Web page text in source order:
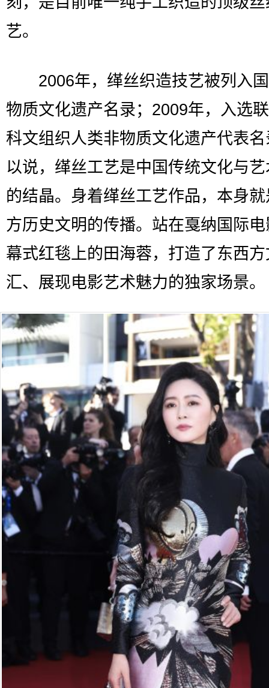
艺。
2006年，缂丝织造技艺被列入
物质文化遗产名录；2009年，入选
科文组织人类非物质文化遗产代表
以说，缂丝工艺是中国传统文化与
的结晶。身着缂丝工艺作品，本身
方历史文明的传播。站在戛纳国际
幕式红毯上的田海蓉，打造了东西
汇、展现电影艺术魅力的独家场景。